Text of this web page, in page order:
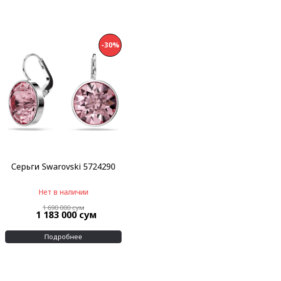
Серьги Swarovski 5724290
-30%
Нет в наличии
1 690 000сум
1 183 000сум
Подробнее